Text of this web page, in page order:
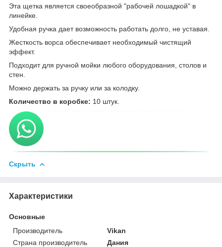
Эта щетка является своеобразной "pабочей лошадкой" в
линейке.
Удобная ручка дает возможность работать долго, не уставая.
Жесткость ворса обеспечивает необходимый чистящий
эффект.
Подходит для ручной мойки любого оборудования, столов и
стен.
Можно держать за ручку или за колодку.
Количество в коробке: 10 штук.
Скрыть
Характеристики
Основные
Производитель
Vikan
Страна производитель
Дания